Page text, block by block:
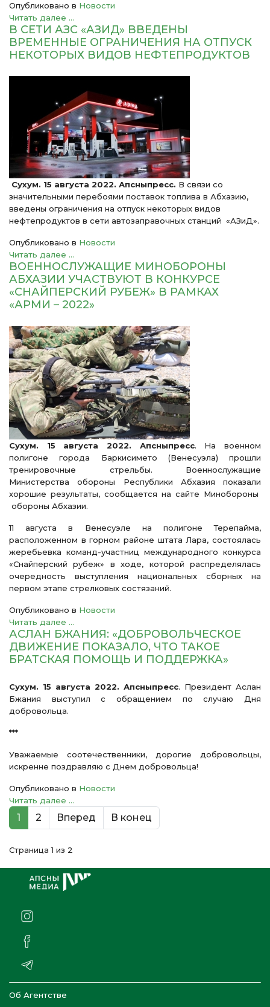
Опубликовано в Новости
Читать далее ...
В СЕТИ АЗС «АЗИД» ВВЕДЕНЫ
ВРЕМЕННЫЕ ОГРАНИЧЕНИЯ НА ОТПУСК
НЕКОТОРЫХ ВИДОВ НЕФТЕПРОДУКТОВ
Сухум. 15 августа 2022. Апсныпресс. В связи со
значительными перебоями поставок топлива в Абхазию,
введены ограничения на отпуск некоторых видов
нефтепродуктов в сети автозаправочных станций «АЗиД».
Опубликовано в Новости
Читать далее ...
ВОЕННОСЛУЖАЩИЕ МИНОБОРОНЫ
АБХАЗИИ УЧАСТВУЮТ В КОНКУРСЕ
«СНАЙПЕРСКИЙ РУБЕЖ» В РАМКАХ
«АРМИ – 2022»
Сухум. 15 августа 2022. Апсныпресс. На военном
полигоне города Баркисимето (Венесуэла) прошли
тренировочные стрельбы. Военнослужащие
Министерства обороны Республики Абхазия показали
хорошие результаты, сообщается на сайте Минобороны
обороны Абхазии.
11 августа в Венесуэле на полигоне Терепайма,
расположенном в горном районе штата Лара, состоялась
жеребьевка команд-участниц международного конкурса
«Снайперский рубеж» в ходе, которой распределялась
очередность выступления национальных сборных на
первом этапе стрелковых состязаний.
Опубликовано в Новости
Читать далее ...
АСЛАН БЖАНИЯ: «ДОБРОВОЛЬЧЕСКОЕ
ДВИЖЕНИЕ ПОКАЗАЛО, ЧТО ТАКОЕ
БРАТСКАЯ ПОМОЩЬ И ПОДДЕРЖКА»
Сухум. 15 августа 2022. Апсныпресс. Президент Аслан
Бжания выступил с обращением по случаю Дня
добровольца.
***
Уважаемые соотечественники, дорогие добровольцы,
искренне поздравляю с Днем добровольца!
Опубликовано в Новости
Читать далее ...
1 2 Вперед В конец
Страница 1 из 2
Об Агентстве